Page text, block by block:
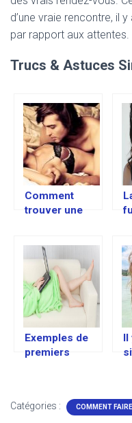
d’une vraie rencontre, il
par rapport aux attentes.
Trucs & Astuces
Comment
trouver une
Exemples de
premiers
français
Il
Catégories : COMMENT